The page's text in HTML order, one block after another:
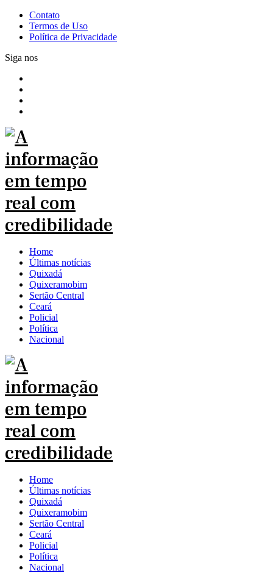
Contato
Termos de Uso
Política de Privacidade
Siga nos
Home
Últimas notícias
Quixadá
Quixeramobim
Sertão Central
Ceará
Policial
Política
Nacional
Home
Últimas notícias
Quixadá
Quixeramobim
Sertão Central
Ceará
Policial
Política
Nacional